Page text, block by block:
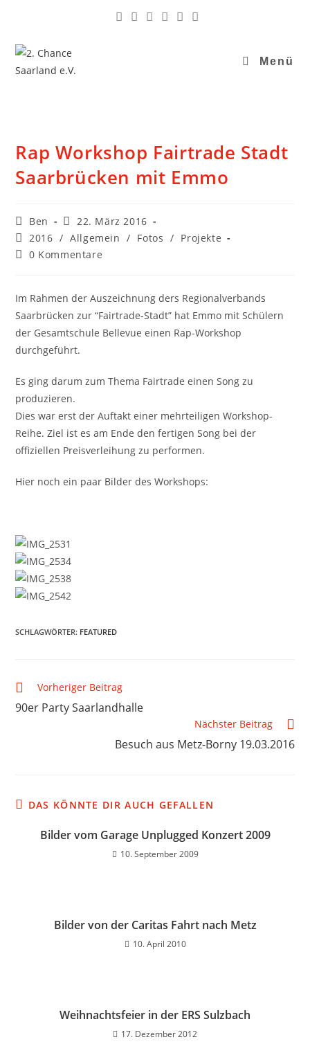
Menü
Rap Workshop Fairtrade Stadt
Saarbrücken mit Emmo
Ben
22. März 2016
2016 / Allgemein / Fotos / Projekte
0 Kommentare
Im Rahmen der Auszeichnung ders Regionalverbands
Saarbrücken zur “Fairtrade-Stadt” hat Emmo mit Schülern
der Gesamtschule Bellevue einen Rap-Workshop
durchgeführt.
Es ging darum zum Thema Fairtrade einen Song zu
produzieren.
Dies war erst der Auftakt einer mehrteiligen Workshop-
Reihe. Ziel ist es am Ende den fertigen Song bei der
offiziellen Preisverleihung zu performen.
Hier noch ein paar Bilder des Workshops:
SCHLAGWÖRTER: FEATURED
Vorheriger Beitrag
90er Party Saarlandhalle
Nächster Beitrag
Besuch aus Metz-Borny 19.03.2016
DAS KÖNNTE DIR AUCH GEFALLEN
Bilder vom Garage Unplugged Konzert 2009
10. September 2009
Bilder von der Caritas Fahrt nach Metz
10. April 2010
Weihnachtsfeier in der ERS Sulzbach
17. Dezember 2012